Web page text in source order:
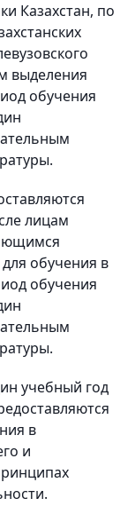
Казахстан, по
выделения
обучения
лицам
обучения в
обучения
учебный год
в
и